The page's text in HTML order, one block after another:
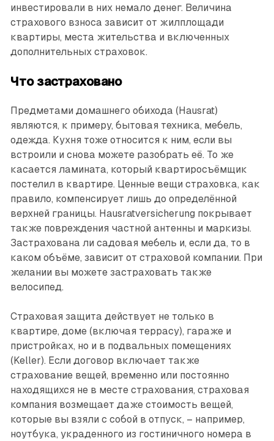
инвестировали в них немало денег. Величина
страхового взноса зависит от жилплощади
квартиры, места жительства и включенных
дополнительных страховок.
Что застраховано
Предметами домашнего обихода (Hausrat)
являются, к примеру, бытовая техника, мебель,
одежда. Кухня тоже относится к ним, если вы
встроили и снова можете разобрать её. То же
касается ламината, который квартиросъёмщик
постелил в квартире. Ценные вещи страховка, как
правило, компенсирует лишь до определённой
верхней границы. Hausratversicherung покрывает
также повреждения частной антенны и маркизы.
Застрахована ли садовая мебель и, если да, то в
каком объёме, зависит от страховой компании. При
желании вы можете застраховать также
велосипед.
Страховая защита действует не только в
квартире, доме (включая террасу), гараже и
пристройках, но и в подвальных помещениях
(Keller). Если договор включает также
страхование вещей, временно или постоянно
находящихся не в месте страхования, страховая
компания возмещает даже стоимость вещей,
которые вы взяли с собой в отпуск, – например,
ноутбука, украденного из гостиничного номера в